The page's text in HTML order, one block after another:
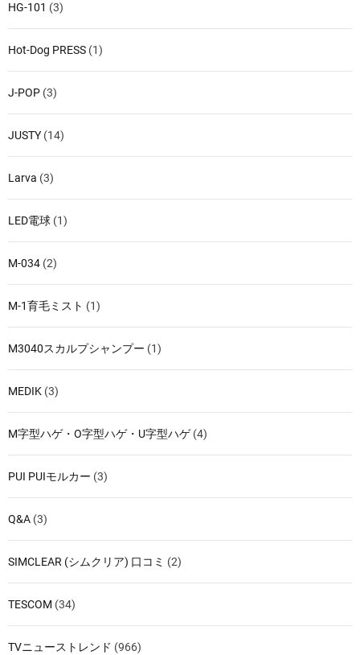
HG-101 (3)
Hot-Dog PRESS (1)
J-POP (3)
JUSTY (14)
Larva (3)
LED電球 (1)
M-034 (2)
M-1育毛ミスト (1)
M3040スカルプシャンプー (1)
MEDIK (3)
M字型ハゲ・O字型ハゲ・U字型ハゲ(4)
PUI PUIモルカー (3)
Q&A (3)
SIMCLEAR (シムクリア) 口コミ (2)
TESCOM (34)
TVニューストレンド (966)